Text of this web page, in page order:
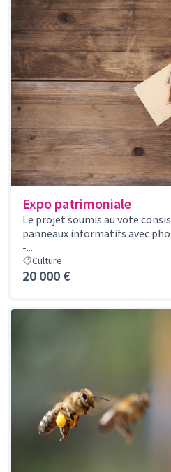
Expo patrimoniale
Le projet soumis au vote
panneaux informatifs avec
-...
Culture
20 000 €